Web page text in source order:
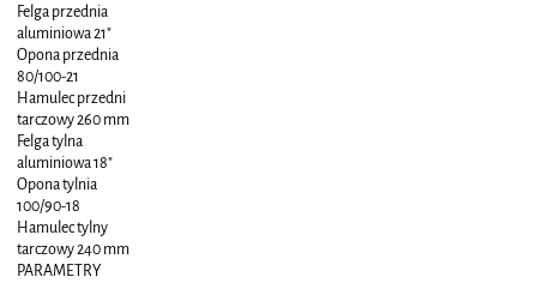
Felga przednia
aluminiowa 21"
Opona przednia
80/100-21
Hamulec przedni
tarczowy 260 mm
Felga tylna
aluminiowa 18"
Opona tylnia
100/90-18
Hamulec tylny
tarczowy 240 mm
PARAMETRY